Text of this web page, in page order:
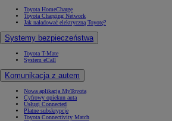
Toyota HomeCharge
Toyota Charging Network
Jak naładować elektryczną Toyotę?
Systemy bezpieczeństwa
Toyota T-Mate
System eCall
Komunikacja z autem
Nowa aplikacja MyToyota
Cyfrowy opiekun auta
Usługi Connected
Płatne subskrypcje
Toyota Connectivity Match